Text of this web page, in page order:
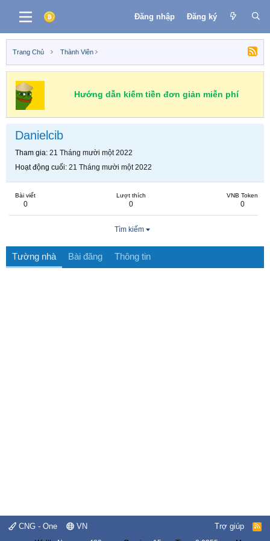
Đăng nhập Đăng ký
Trang Chủ Thành Viên
Hướng dẫn kiếm tiền đơn giản miễn phí
Danielcib
Tham gia 21 Tháng mười một 2022
Hoạt động cuối 21 Tháng mười một 2022
Bài viết
0
Lượt thích
0
VNB Token
0
Tìm kiếm
Tường nhà Bài đăng Thông tin
CNG - One VN Trợ giúp
R